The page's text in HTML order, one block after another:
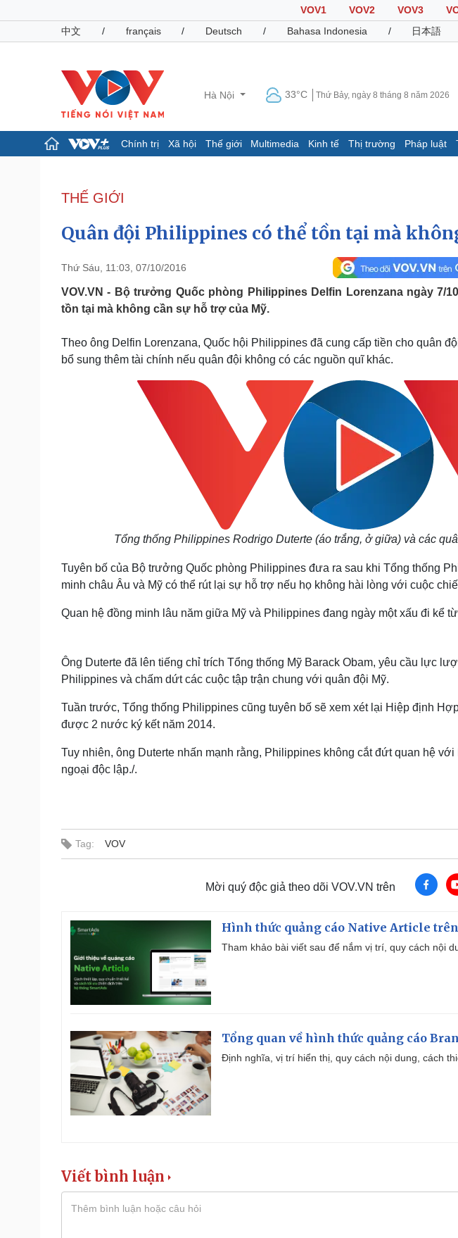
VOV1 VOV2 VOV3
中文
/ français / Deutsch / Bahasa Indonesia / 日本語
Hà Nội 33°C Thứ Bảy, ngày 8 tháng 8 năm 2026
Chính trị Xã hội Thế giới Multimedia Kinh tế Thị trường Pháp luật
Đảng
Tổ chức nhân sự
Nhận diện sự thật
Dấu ấn VOV
Pháp luật
Vụ án
Tư vấn luật
Quân sự - Quốc phòng
Vũ khí
Phân tích
Thể thao
Thế giới thể thao
eSports
Hậu trường
Dinh dưỡng - món ngon
Đời sống
Nhà đẹp
Tình yêu - Gia đình
Sân khấu - Điện ảnh
Văn học
Âm nhạc
THẾ GIỚI
Quân đội Philippines có thể tồn tại mà
Thứ Sáu, 11:03, 07/10/2016
VOV.VN - Bộ trưởng Quốc phòng Philippines Delfin Lorenzana ngày 7/
tồn tại mà không cần sự hỗ trợ của Mỹ.
Theo ông Delfin Lorenzana, Quốc hội Philippines đã cung cấp tiền cho quân
bổ sung thêm tài chính nếu quân đội không có các nguồn quĩ khác.
Tổng thống Philippines Rodrigo Duterte (áo trắng, ở giữa) và các
Tuyên bố của Bộ trưởng Quốc phòng Philippines đưa ra sau khi Tổng thống
minh châu Âu và Mỹ có thể rút lại sự hỗ trợ nếu họ không hài lòng với cuộc
Quan hệ đồng minh lâu năm giữa Mỹ và Philippines đang ngày một xấu đi kể
Ông Duterte đã lên tiếng chỉ trích Tổng thống Mỹ Barack Obam, yêu cầu lực
Philippines và chấm dứt các cuộc tập trận chung với quân đội Mỹ.
Tuần trước, Tổng thống Philippines cũng tuyên bố sẽ xem xét lại Hiệp định
được 2 nước ký kết năm 2014.
Tuy nhiên, ông Duterte nhấn mạnh rằng, Philippines không cắt đứt quan hệ
ngoại độc lập./.
Tag: VOV
Mời quý độc giả theo dõi VOV.VN trên
Hình thức quảng cáo Native Article
Tham khảo bài viết sau để nắm vị trí, quy cách nội
Tổng quan về hình thức quảng cáo
Định nghĩa, vị trí hiển thị, quy cách nội dung, cách
Viết bình luận